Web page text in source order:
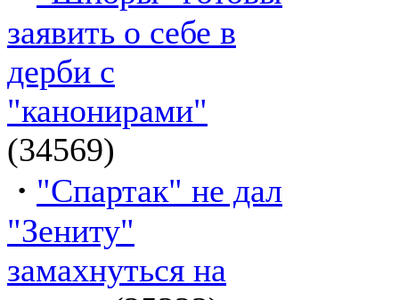
заявить о себе в
дерби с
"канонирами"
(34569)
· "Спартак" не дал
"Зениту"
замахнуться на